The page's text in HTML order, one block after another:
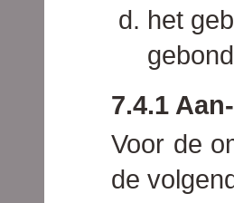
het
7.4.1
Voor de
de